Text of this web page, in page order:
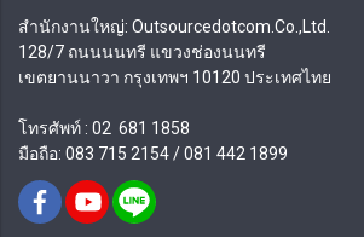
สํานักงานใหญ่: Outsourcedotcom.Co.,Ltd.
128/7 ถนนนนทรี แขวงช่องนนทรี
เขตยานนาวา กรุงเทพฯ 10120 ประเทศไทย
โทรศัพท์ : 02 681 1858
มือถือ: 083 715 2154 / 081 442 1899